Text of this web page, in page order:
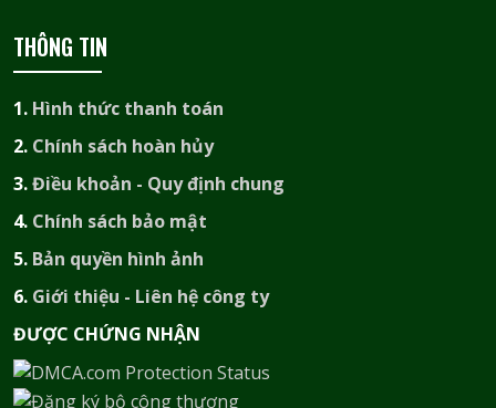
THÔNG TIN
1. Hình thức thanh toán
2. Chính sách hoàn hủy
3.Điều khoản - Quy định chung
4. Chính sách bảo mật
5. Bản quyền hình ảnh
6. Giới thiệu - Liên hệ công ty
ĐƯỢC CHỨNG NHẬN​